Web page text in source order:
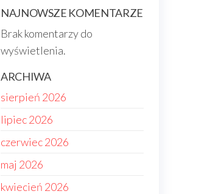
NAJNOWSZE KOMENTARZE
Brak komentarzy do
wyświetlenia.
ARCHIWA
sierpień 2026
lipiec 2026
czerwiec 2026
maj 2026
kwiecień 2026